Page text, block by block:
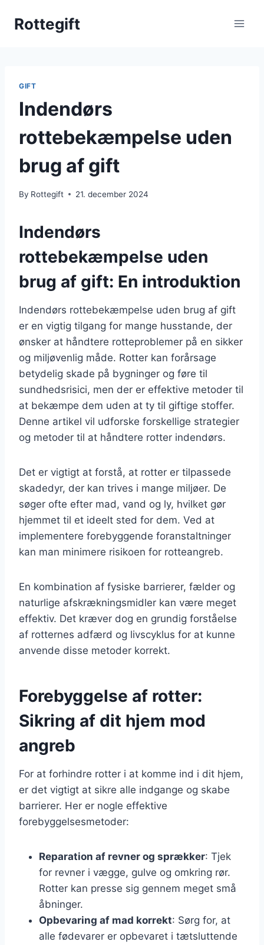
Rottegift
GIFT
Indendørs
rottebekæmpelse uden
brug af gift
By Rottegift 21. december 2024
Indendørs
rottebekæmpelse uden
brug af gift: En introduktion
Indendørs rottebekæmpelse uden brug af gift
er en vigtig tilgang for mange husstande, der
ønsker at håndtere rotteproblemer på en sikker
og miljøvenlig måde. Rotter kan forårsage
betydelig skade på bygninger og føre til
sundhedsrisici, men der er effektive metoder til
at bekæmpe dem uden at ty til giftige stoffer.
Denne artikel vil udforske forskellige strategier
og metoder til at håndtere rotter indendørs.
Det er vigtigt at forstå, at rotter er tilpassede
skadedyr, der kan trives i mange miljøer. De
søger ofte efter mad, vand og ly, hvilket gør
hjemmet til et ideelt sted for dem. Ved at
implementere forebyggende foranstaltninger
kan man minimere risikoen for rotteangreb.
En kombination af fysiske barrierer, fælder og
naturlige afskrækningsmidler kan være meget
effektiv. Det kræver dog en grundig forståelse
af rotternes adfærd og livscyklus for at kunne
anvende disse metoder korrekt.
Forebyggelse af rotter:
Sikring af dit hjem mod
angreb
For at forhindre rotter i at komme ind i dit hjem,
er det vigtigt at sikre alle indgange og skabe
barrierer. Her er nogle effektive
forebyggelsesmetoder:
Reparation af revner og sprækker: Tjek
for revner i vægge, gulve og omkring rør.
Rotter kan presse sig gennem meget små
åbninger.
Opbevaring af mad korrekt: Sørg for, at
alle fødevarer er opbevaret i tætsluttende